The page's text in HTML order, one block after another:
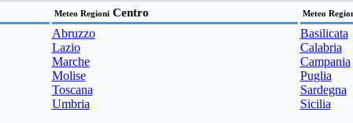
Meteo RegioniCentro Meteo
Abruzzo
Lazio
Marche
Molise
Toscana
Umbria
Basilicata
Calabria
Campania
Puglia
Sardegna
Sicilia